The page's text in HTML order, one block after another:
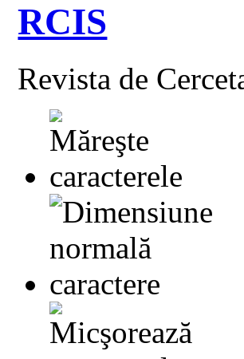
RCIS
Revista de